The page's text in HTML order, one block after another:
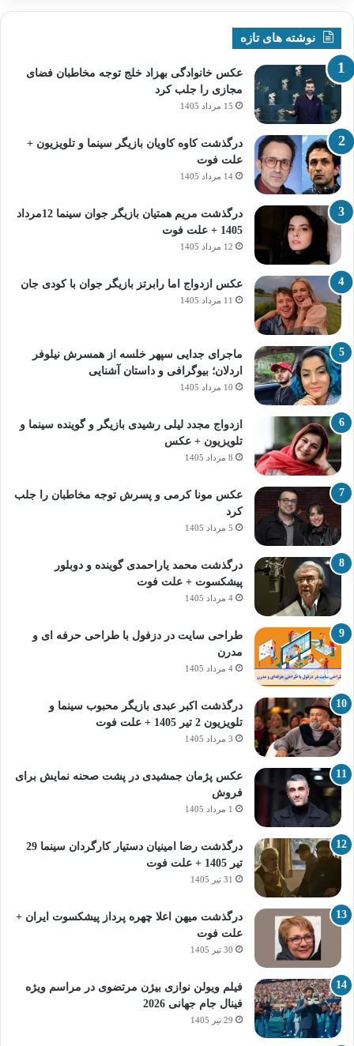
نوشته های تازه
عکس خانوادگی بهزاد خلج توجه مخاطبان فضای
مجازی را جلب کرد
15 مرداد 1405
درگذشت کاوه کاویان بازیگر سینما و تلویزیون +
علت فوت
14 مرداد 1405
درگذشت مریم همتیان بازیگر جوان سینما 12مرداد
1405 + علت فوت
12 مرداد 1405
عکس ازدواج اما رابرتز بازیگر جوان با کودی جان
11 مرداد 1405
ماجرای جدایی سپهر خلسه از همسرش نیلوفر
اردلان؛ بیوگرافی و داستان آشنایی
10 مرداد 1405
ازدواج مجدد لیلی رشیدی بازیگر و گوینده سینما و
تلویزیون + عکس
8 مرداد 1405
عکس مونا کرمی و پسرش توجه مخاطبان را جلب
کرد
5 مرداد 1405
درگذشت محمد یاراحمدی گوینده و دوبلور
پیشکسوت + علت فوت
4 مرداد 1405
طراحی سایت در دزفول با طراحی حرفه‌ ای و
مدرن
4 مرداد 1405
درگذشت اکبر عبدی بازیگر محبوب سینما و
تلویزیون 2 تیر 1405 + علت فوت
3 مرداد 1405
عکس پژمان جمشیدی در پشت صحنه نمایش برای
فروش
1 مرداد 1405
درگذشت رضا امینیان دستیار کارگردان سینما 29
تیر 1405 + علت فوت
31 تیر 1405
درگذشت میهن اعلا چهره پرداز پیشکسوت ایران +
علت فوت
30 تیر 1405
فیلم ویولن نوازی بیژن مرتضوی در مراسم ویژه
فینال جام جهانی 2026
29 تیر 1405